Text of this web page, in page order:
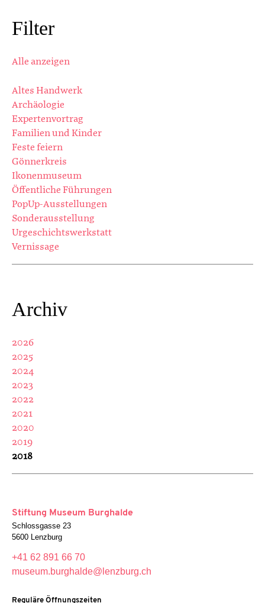
Filter
Alle anzeigen
Altes Handwerk
Archäologie
Expertenvortrag
Familien und Kinder
Feste feiern
Gönnerkreis
Ikonenmuseum
Öffentliche Führungen
PopUp-Ausstellungen
Sonderausstellung
Urgeschichtswerkstatt
Vernissage
Archiv
2026
2025
2024
2023
2022
2021
2020
2019
2018
Stiftung Museum Burghalde
Schlossgasse 23
5600 Lenzburg
+41 62 891 66 70
museum.burghalde@lenzburg.ch
Reguläre Öffnungszeiten